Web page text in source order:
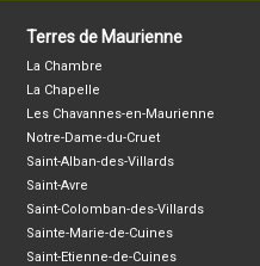
Terres de Maurienne
La Chambre
La Chapelle
Les Chavannes-en-Maurienne
Notre-Dame-du-Cruet
Saint-Alban-des-Villards
Saint-Avre
Saint-Colomban-des-Villards
Sainte-Marie-de-Cuines
Saint-Etienne-de-Cuines